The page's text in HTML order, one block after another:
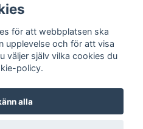
för att webbplatsen ska
upplevelse och för att visa
väljer själv vilka cookies du
policy.
alla